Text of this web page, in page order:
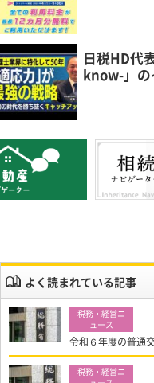
日税HD代
know-」
よく読まれている記事
令和６年度の普